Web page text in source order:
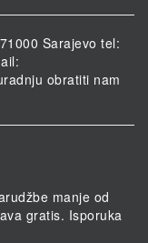
Sarajevo tel:
obratiti nam
manje od
gratis. Isporuka